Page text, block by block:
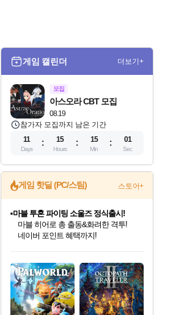
게임 캘린더 더보기+
모집
08.19
아스오라 CBT 모집
참가자 모집까지 남은 기간
11
Days
15
Hours
14
Min
59
Sec
게임 핫딜 (PC/스팀) 스토어+
최대 90% 할인가를 만나보세요!
네이버혜택과 함께 만나보세요!
50%할인&추가 적립까지!
네이버 포인트 혜택까지!
귀무자: 검의 길 예약 판매 중!
10% 할인과
이니&베니 혜택까지!
네이버 혜택가와 함께 예약하세요!
할인&네이버혜택으로 만나보세요!
네이버페이 혜택과 만나보세요!
40주년 프로모션으로 만나보세요!
할인가에 만나보세요!
일부 에디션 상시 할인!
혜택으로 예약 판매 중
편안하게 충전하세요